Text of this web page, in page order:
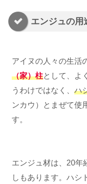
エンジュの用
アイヌの人々の生活
（家）柱として、よ
うわけではなく、 ハ
ンカウ）とまぜて使
す。
エンジュ材は、20年
しもあります。ハシ